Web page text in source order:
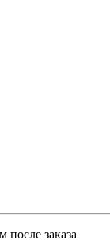
заказа